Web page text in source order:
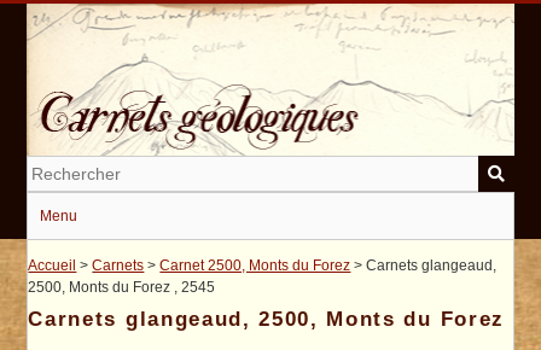
Passer
Menu
Accueil >Carnets >Carnet 2500, Monts du Forez > Carnets glangeaud,
2500, Monts du Forez , 2545
Carnets glangeaud, 2500, Monts du Forez